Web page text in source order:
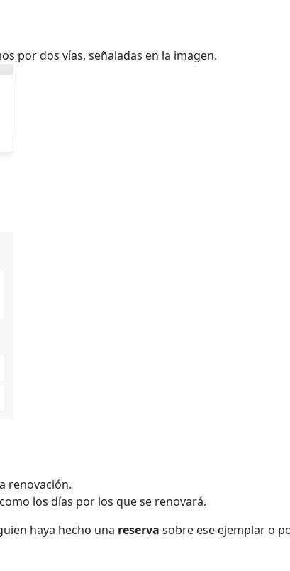
por dos vías, señaladas en la imagen.
renovación.
los días por los que se renovará.
haya hecho una reserva sobre ese ejemplar o